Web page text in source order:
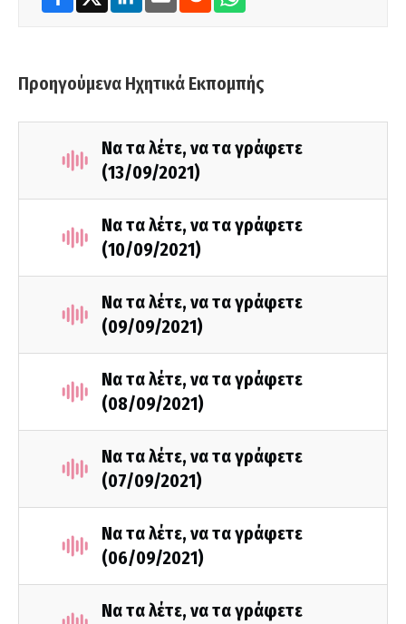
Προηγούμενα Ηχητικά Εκπομπής
Να τα λέτε, να τα γράφετε
(13/09/2021)
Να τα λέτε, να τα γράφετε
(10/09/2021)
Να τα λέτε, να τα γράφετε
(09/09/2021)
Να τα λέτε, να τα γράφετε
(08/09/2021)
Να τα λέτε, να τα γράφετε
(07/09/2021)
Να τα λέτε, να τα γράφετε
(06/09/2021)
Να τα λέτε, να τα γράφετε